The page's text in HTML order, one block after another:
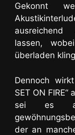
Gekonnt
ausreichend
lassen,
überladen
Dennoch wirkt
SET ON
sei es
der an